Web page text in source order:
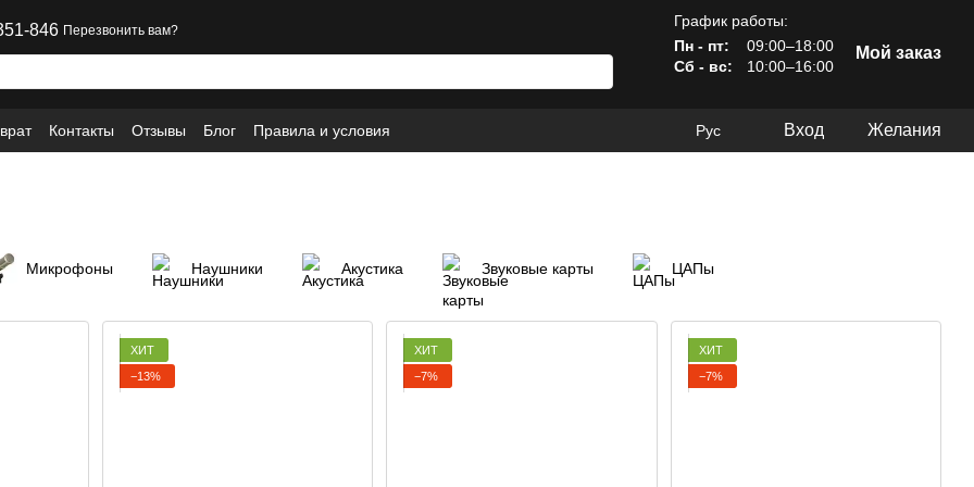
846 Перезвонить вам?
График работы:
Пн - пт:
09:00–18:00
Сб - вс:
10:00–16:00
Мой заказ
Контакты Отзывы Блог Правила и условия Рус Вход Желания
Микрофоны Наушники Акустика Звуковые карты ЦАПы
ХИТ
−13%
ХИТ
−7%
ХИТ
−7%